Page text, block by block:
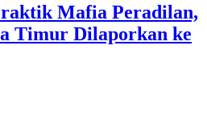
Mafia Peradilan,
Timur Dilaporkan ke